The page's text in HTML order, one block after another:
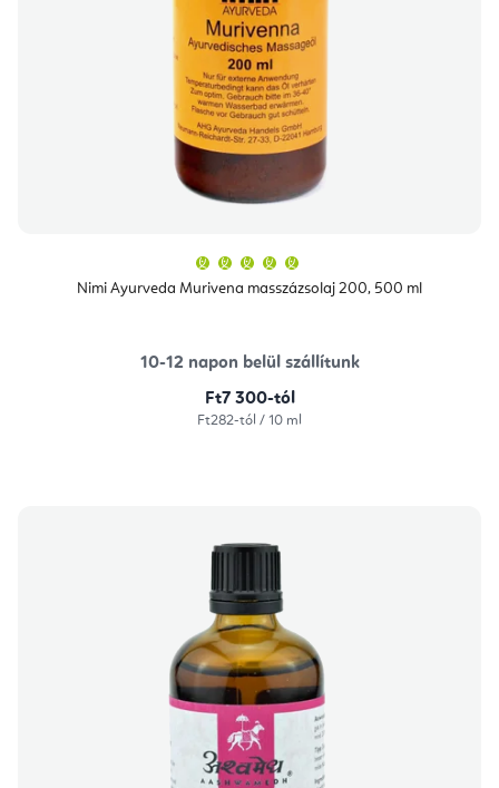
Nimi Ayurveda Murivena masszázsolaj 200, 500 ml
átlagos
értékelése
csillag.
10-12 napon belül szállítunk
Ft7 300-tól
Egységár:
Ft282-tól / 10 ml